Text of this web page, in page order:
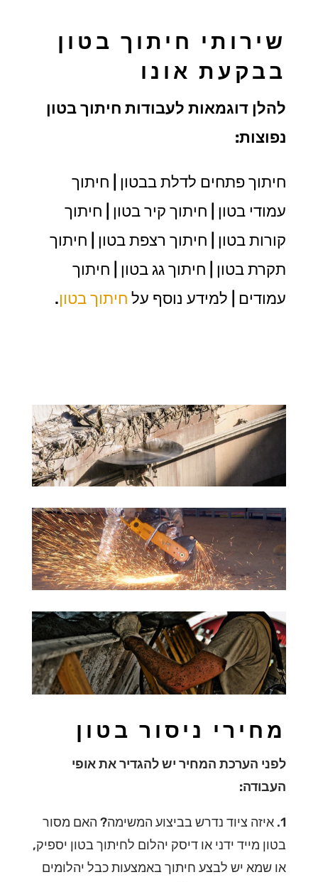
שירותי חיתוך בטון
בבקעת אונו
להלן דוגמאות לעבודות חיתוך בטון
נפוצות:
חיתוך פתחים לדלת בבטון | חיתוך
עמודי בטון | חיתוך קיר בטון | חיתוך
קורות בטון | חיתוך רצפת בטון | חיתוך
תקרת בטון | חיתוך גג בטון | חיתוך
עמודים | למידע נוסף על חיתוך בטון.
מחירי ניסור בטון
לפני הערכת המחיר יש להגדיר את אופי
העבודה:
1. איזה ציוד נדרש בביצוע המשימה? האם מסור
בטון מייד ידני או דיסק יהלום לחיתוך בטון יספיק,
או שמא יש לבצע חיתוך באמצעות כבל יהלומים